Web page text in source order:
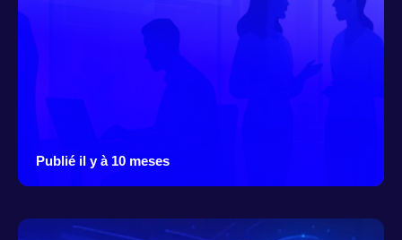
Publié il y à 10 meses